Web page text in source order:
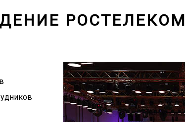
РОСТЕЛЕКОМ